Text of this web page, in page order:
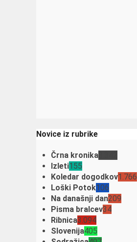
Novice iz rubrike
Črna kronika
Izleti155
Koledar dogodkov1.766
Loški Potok106
Na današnji dan209
Pisma bralcev34
Ribnica3.094
Slovenija405